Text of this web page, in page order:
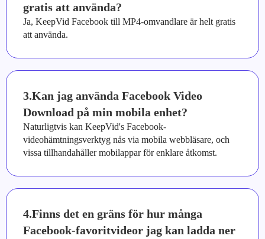
gratis att använda?
Ja, KeepVid Facebook till MP4-omvandlare är helt gratis
att använda.
3.Kan jag använda Facebook Video
Download på min mobila enhet?
Naturligtvis kan KeepVid's Facebook-
videohämtningsverktyg nås via mobila webbläsare, och
vissa tillhandahåller mobilappar för enklare åtkomst.
4.Finns det en gräns för hur många
Facebook-favoritvideor jag kan ladda ner